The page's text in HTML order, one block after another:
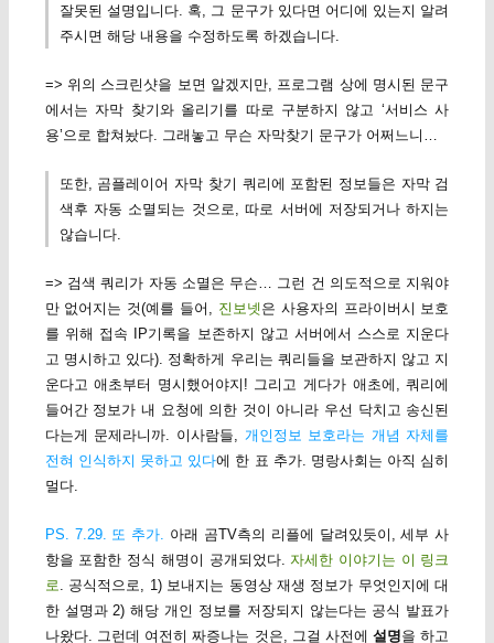
잘못된 설명입니다. 혹, 그 문구가 있다면 어디에 있는지 알려
주시면 해당 내용을 수정하도록 하겠습니다.
=> 위의 스크린샷을 보면 알겠지만, 프로그램 상에 명시된 문구
에서는 자막 찾기와 올리기를 따로 구분하지 않고 ‘서비스 사
용’으로 합쳐놨다. 그래놓고 무슨 자막찾기 문구가 어쩌느니…
또한, 곰플레이어 자막 찾기 쿼리에 포함된 정보들은 자막 검
색후 자동 소멸되는 것으로, 따로 서버에 저장되거나 하지는
않습니다.
=> 검색 쿼리가 자동 소멸은 무슨… 그런 건 의도적으로 지워야
만 없어지는 것(예를 들어, 진보넷 은 사용자의 프라이버시 보호
를 위해 접속 IP기록을 보존하지 않고 서버에서 스스로 지운다
고 명시하고 있다). 정확하게 우리는 쿼리들을 보관하지 않고 지
운다고 애초부터 명시했어야지! 그리고 게다가 애초에, 쿼리에
들어간 정보가 내 요청에 의한 것이 아니라 우선 닥치고 송신된
다는게 문제라니까. 이사람들, 개인정보 보호라는 개념 자체를
전혀 인식하지 못하고 있다에 한 표 추가. 명랑사회는 아직 심히
멀다.
PS. 7.29. 또 추가. 아래 곰TV측의 리플에 달려있듯이, 세부 사
항을 포함한 정식 해명이 공개되었다.자세한 이야기는 이 링크
로. 공식적으로, 1) 보내지는 동영상 재생 정보가 무엇인지에 대
한 설명과 2) 해당 개인 정보를 저장되지 않는다는 공식 발표가
나왔다. 그런데 여전히 짜증나는 것은, 그걸 사전에설명을 하고